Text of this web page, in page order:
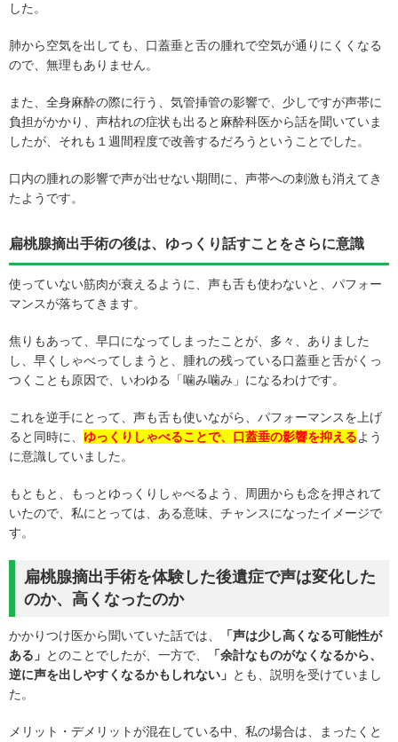
した。
肺から空気を出しても、口蓋垂と舌の腫れで空気が通りにくくなる
ので、無理もありません。
また、全身麻酔の際に行う、気管挿管の影響で、少しですが声帯に
負担がかかり、声枯れの症状も出ると麻酔科医から話を聞いていま
したが、それも１週間程度で改善するだろうということでした。
口内の腫れの影響で声が出せない期間に、声帯への刺激も消えてき
たようです。
扁桃腺摘出手術の後は、ゆっくり話すことをさらに意識
使っていない筋肉が衰えるように、声も舌も使わないと、パフォー
マンスが落ちてきます。
焦りもあって、早口になってしまったことが、多々、ありました
し、早くしゃべってしまうと、腫れの残っている口蓋垂と舌がくっ
つくことも原因で、いわゆる「噛み噛み」になるわけです。
これを逆手にとって、声も舌も使いながら、パフォーマンスを上げ
ると同時に、 ゆっくりしゃべることで、口蓋垂の影響を抑えるよう
に意識していました。
もともと、もっとゆっくりしゃべるよう、周囲からも念を押されて
いたので、私にとっては、ある意味、チャンスになったイメージで
す。
扁桃腺摘出手術を体験した後遺症で声は変化した
のか、高くなったのか
かかりつけ医から聞いていた話では、
「声は少し高くなる可能性が
ある」 とのことでしたが、一方で、
「余計なものがなくなるから、
逆に声を出しやすくなるかもしれない」 とも、説明を受けていまし
た。
メリット・デメリットが混在している中、私の場合は、まったくと